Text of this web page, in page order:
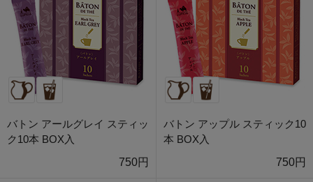
バトン アールグレイ スティッ
ク10本 BOX入
750円
バトン アップル スティック10
本 BOX入
750円